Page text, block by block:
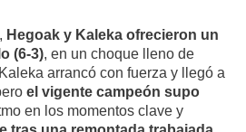
Hegoak y Kaleka ofrecieron un
(6-3), en un choque lleno de
arrancó con fuerza y llegó a
el vigente campeón supo
en los momentos clave y